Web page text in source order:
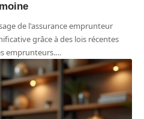
de l'assurance emprunteur
grâce à des lois récentes
emprunteurs.…